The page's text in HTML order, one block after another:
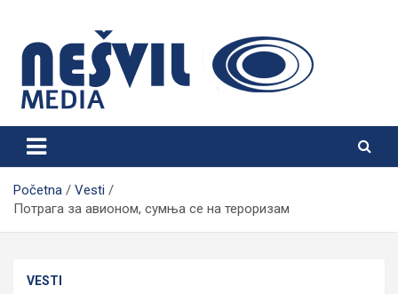
content
Nešvil Media Bogatić
Početna
Vesti
Потрага за авионом, сумња се на тероризам
VESTI